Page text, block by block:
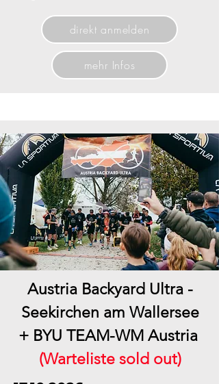
direkt anmelden
mehr Infos
Austria Backyard Ultra -
Seekirchen am Wallersee
+ BYU TEAM-WM Austria
(Warteliste sold out)